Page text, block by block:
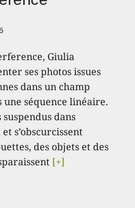
Giulia
ses photos issues
dans un champ
séquence linéaire.
suspendus dans
s’obscurcissent
des objets et des
[+]